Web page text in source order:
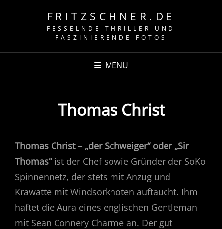
FRITZSCHNER.DE
FESSELNDE THRILLER UND
FASZINIERENDE FOTOS
MENU
Thomas Christ
Thomas Christ – „der Schweiger“ oder „Sir
Thomas“ist der Chef sowie Gründer der SoKo
Spinnennetz, der stets mit Anzug und
Krawatte mit Windsorknoten auftaucht. Ihm
haftet die Aura eines englischen Gentleman
mit Sean Connery Charme an. Der gut